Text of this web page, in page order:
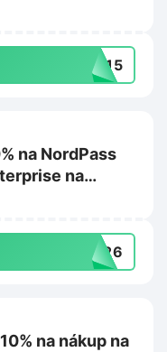
ZY15
na NordPass
na
ER26
na nákup na